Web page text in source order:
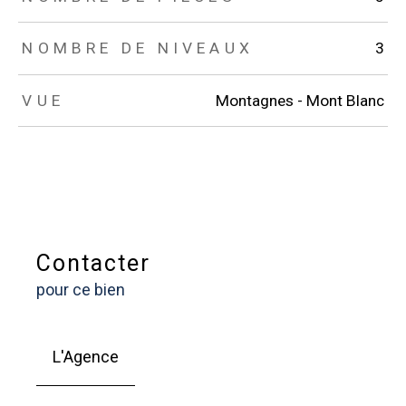
NOMBRE DE NIVEAUX 3
VUE Montagnes - Mont Blanc
Contacter
pour ce bien
L'Agence